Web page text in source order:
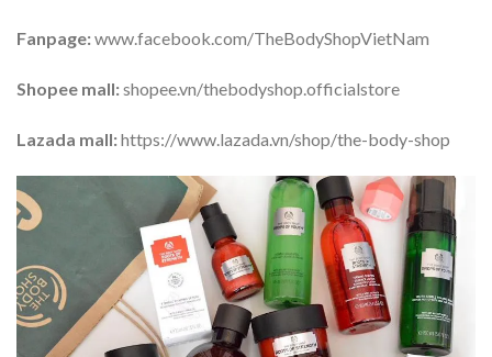
Fanpage:www.facebook.com/TheBodyShopVietNam
Shopee mall:shopee.vn/thebodyshop.officialstore
Lazada mall:https://www.lazada.vn/shop/the-body-shop